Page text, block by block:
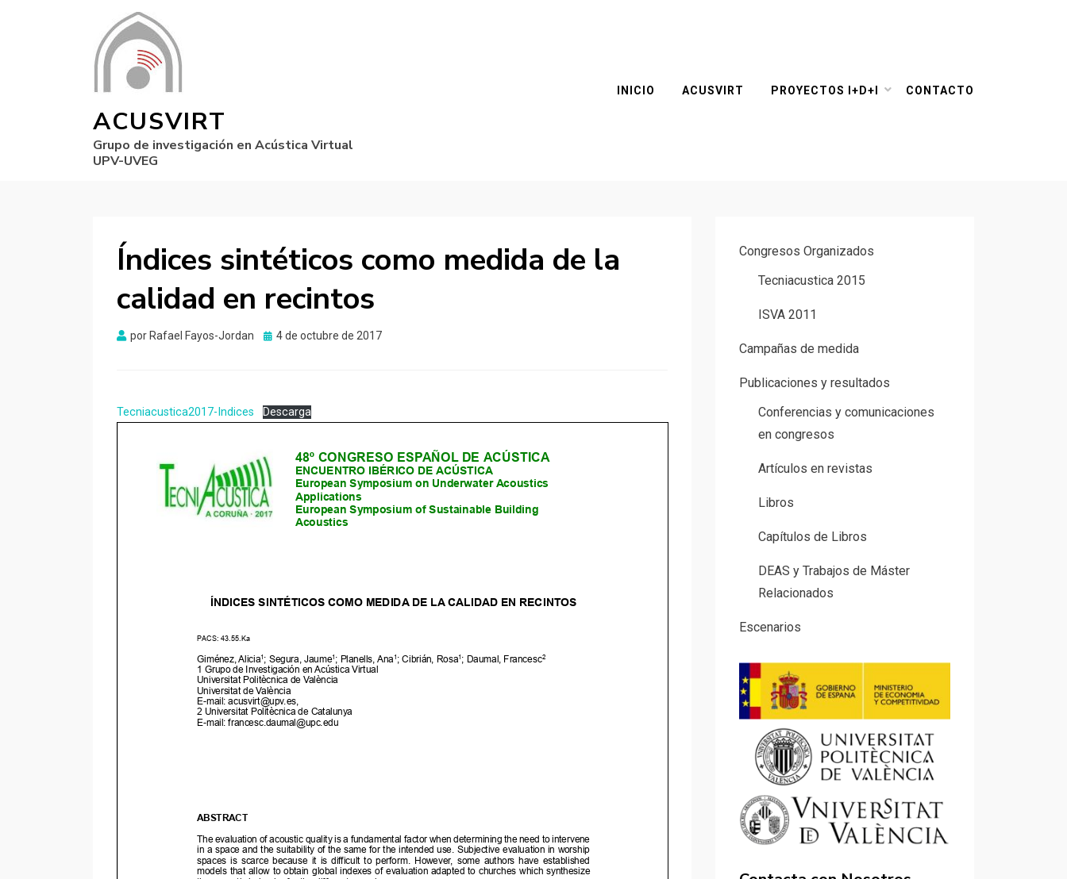
ACUSVIRT
Grupo de investigación en Acústica Virtual
UPV-UVEG
INICIO ACUSVIRT PROYECTOS I+D+I CONTACTO
Índices sintéticos como medida de la
calidad en recintos
por Rafael Fayos-Jordan
Publicado
4 de octubre de 2017
Tecniacustica2017-Indices Descarga
Congresos Organizados
Tecniacustica 2015
ISVA 2011
Campañas de medida
Publicaciones y resultados
Conferencias y comunicaciones
en congresos
Artículos en revistas
Libros
Capítulos de Libros
DEAS y Trabajos de Máster
Relacionados
Escenarios